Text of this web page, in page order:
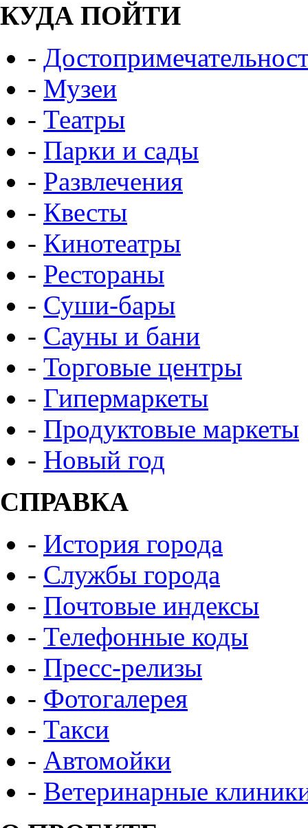
КУДА ПОЙТИ
-
- Музеи
- Театры
- Парки и сады
- Развлечения
- Квесты
- Кинотеатры
- Рестораны
- Суши-бары
- Сауны и бани
- Торговые центры
- Гипермаркеты
- Продуктовые маркеты
- Новый год
СПРАВКА
- История города
- Службы города
- Почтовые индексы
- Телефонные коды
- Пресс-релизы
- Фотогалерея
- Такси
- Автомойки
- Ветеринарные